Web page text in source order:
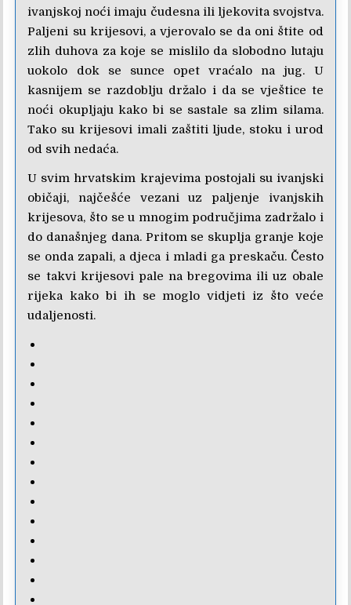
ivanjskoj noći imaju čudesna ili ljekovita svojstva.
Paljeni su krijesovi, a vjerovalo se da oni štite od
zlih duhova za koje se mislilo da slobodno lutaju
uokolo dok se sunce opet vraćalo na jug. U
kasnijem se razdoblju držalo i da se vještice te
noći okupljaju kako bi se sastale sa zlim silama.
Tako su krijesovi imali zaštiti ljude, stoku i urod
od svih nedaća.
U svim hrvatskim krajevima postojali su ivanjski
običaji, najčešće vezani uz paljenje ivanjskih
krijesova, što se u mnogim područjima zadržalo i
do današnjeg dana. Pritom se skuplja granje koje
se onda zapali, a djeca i mladi ga preskaču. Često
se takvi krijesovi pale na bregovima ili uz obale
rijeka kako bi ih se moglo vidjeti iz što veće
udaljenosti.